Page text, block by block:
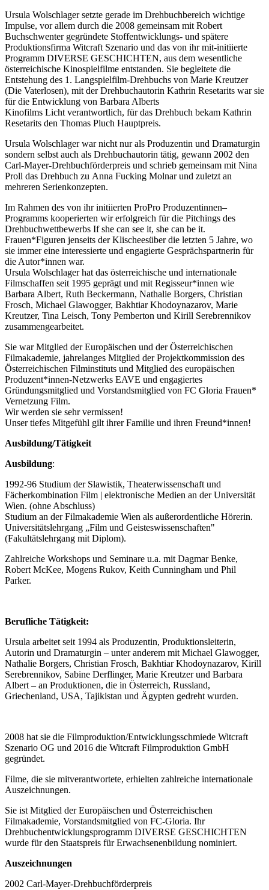
Ursula Wolschlager setzte gerade im Drehbuchbereich wichtige
Impulse, vor allem durch die 2008 gemeinsam mit Robert
Buchschwenter gegründete Stoffentwicklungs- und spätere
Produktionsfirma Witcraft Szenario und das von ihr mit-initiierte
Programm DIVERSE GESCHICHTEN, aus dem wesentliche
österreichische Kinospielfilme entstanden. Sie begleitete die
Entstehung des 1. Langspielfilm-Drehbuchs von Marie Kreutzer
(Die Vaterlosen), mit der Drehbuchautorin Kathrin Resetarits war sie
für die Entwicklung von Barbara Alberts
Kinofilms Licht verantwortlich, für das Drehbuch bekam Kathrin
Resetarits den Thomas Pluch Hauptpreis.
Ursula Wolschlager war nicht nur als Produzentin und Dramaturgin
sondern selbst auch als Drehbuchautorin tätig, gewann 2002 den
Carl-Mayer-Drehbuchförderpreis und schrieb gemeinsam mit Nina
Proll das Drehbuch zu Anna Fucking Molnar und zuletzt an
mehreren Serienkonzepten.
Im Rahmen des von ihr initiierten ProPro Produzentinnen–
Programms kooperierten wir erfolgreich für die Pitchings des
Drehbuchwettbewerbs If she can see it, she can be it.
Frauen*Figuren jenseits der Klischeesüber die letzten 5 Jahre, wo
sie immer eine interessierte und engagierte Gesprächspartnerin für
die Autor*innen war.
Ursula Wolschlager hat das österreichische und internationale
Filmschaffen seit 1995 geprägt und mit Regisseur*innen wie
Barbara Albert, Ruth Beckermann, Nathalie Borgers, Christian
Frosch, Michael Glawogger, Bakhtiar Khodoynazarov, Marie
Kreutzer, Tina Leisch, Tony Pemberton und Kirill Serebrennikov
zusammengearbeitet.
Sie war Mitglied der Europäischen und der Österreichischen
Filmakademie, jahrelanges Mitglied der Projektkommission des
Österreichischen Filminstituts und Mitglied des europäischen
Produzent*innen-Netzwerks EAVE und engagiertes
Gründungsmitglied und Vorstandsmitglied von FC Gloria Frauen*
Vernetzung Film.
Wir werden sie sehr vermissen!
Unser tiefes Mitgefühl gilt ihrer Familie und ihren Freund*innen!
Ausbildung/Tätigkeit
Ausbildung:
1992-96 Studium der Slawistik, Theaterwissenschaft und
Fächerkombination Film | elektronische Medien an der Universität
Wien. (ohne Abschluss)
Studium an der Filmakademie Wien als außerordentliche Hörerin.
Universitätslehrgang „Film und Geisteswissenschaften"
(Fakultätslehrgang mit Diplom).
Zahlreiche Workshops und Seminare u.a. mit Dagmar Benke,
Robert McKee, Mogens Rukov, Keith Cunningham und Phil
Parker.
Berufliche Tätigkeit:
Ursula arbeitet seit 1994 als Produzentin, Produktionsleiterin,
Autorin und Dramaturgin – unter anderem mit Michael Glawogger,
Nathalie Borgers, Christian Frosch, Bakhtiar Khodoynazarov, Kirill
Serebrennikov, Sabine Derflinger, Marie Kreutzer und Barbara
Albert – an Produktionen, die in Österreich, Russland,
Griechenland, USA, Tajikistan und Ägypten gedreht wurden.
2008 hat sie die Filmproduktion/Entwicklungsschmiede Witcraft
Szenario OG und 2016 die Witcraft Filmproduktion GmbH
gegründet.
Filme, die sie mitverantwortete, erhielten zahlreiche internationale
Auszeichnungen.
Sie ist Mitglied der Europäischen und Österreichischen
Filmakademie, Vorstandsmitglied von FC-Gloria. Ihr
Drehbuchentwicklungsprogramm DIVERSE GESCHICHTEN
wurde für den Staatspreis für Erwachsenenbildung nominiert.
Auszeichnungen
2002 Carl-Mayer-Drehbuchförderpreis